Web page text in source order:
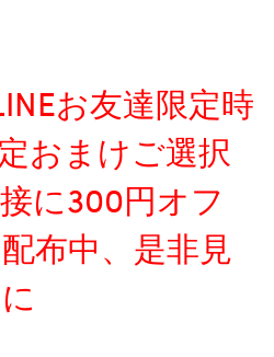
お友達限定時
おまけご選択
に300円オフ
布中、是非見